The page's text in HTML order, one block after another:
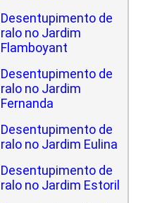
Desentupimento de
ralo no Jardim
Flamboyant
Desentupimento de
ralo no Jardim
Fernanda
Desentupimento de
ralo no Jardim Eulina
Desentupimento de
ralo no Jardim Estoril